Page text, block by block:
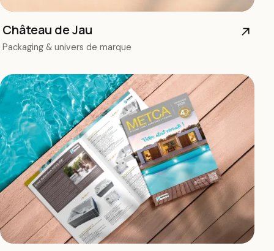
Château de Jau
Packaging & univers de marque
↗